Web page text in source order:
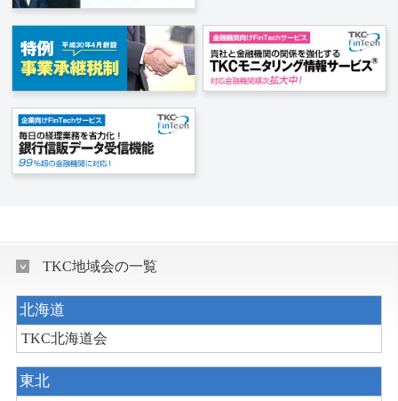
TKC地域会の一覧
北海道
TKC北海道会
東北